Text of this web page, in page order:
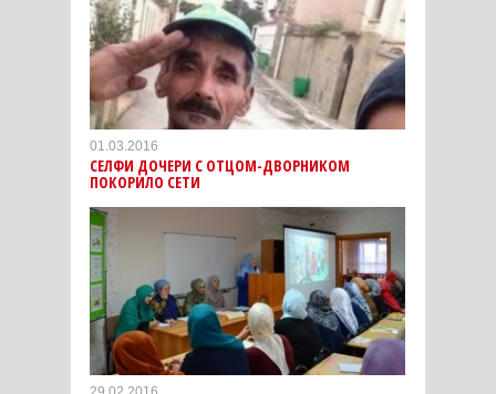
01.03.2016
СЕЛФИ ДОЧЕРИ С ОТЦОМ-ДВОРНИКОМ
ПОКОРИЛО СЕТИ